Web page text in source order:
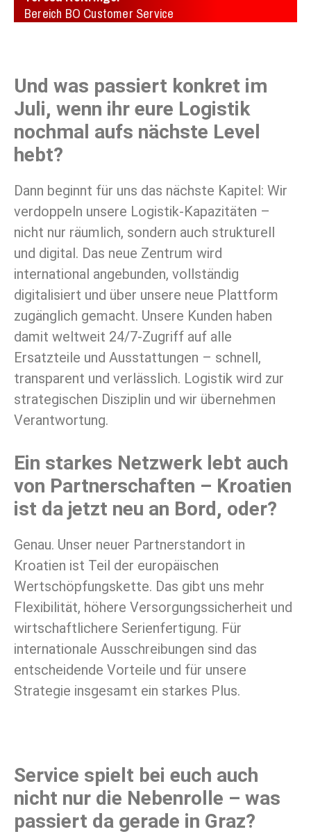
Bereich BO Customer Service
Und was passiert konkret im
Juli, wenn ihr eure Logistik
nochmal aufs nächste Level
hebt?
Dann beginnt für uns das nächste Kapitel: Wir
verdoppeln unsere Logistik-Kapazitäten –
nicht nur räumlich, sondern auch strukturell
und digital. Das neue Zentrum wird
international angebunden, vollständig
digitalisiert und über unsere neue Plattform
zugänglich gemacht. Unsere Kunden haben
damit weltweit 24/7-Zugriff auf alle
Ersatzteile und Ausstattungen – schnell,
transparent und verlässlich. Logistik wird zur
strategischen Disziplin und wir übernehmen
Verantwortung.
Ein starkes Netzwerk lebt auch
von Partnerschaften – Kroatien
ist da jetzt neu an Bord, oder?
Genau. Unser neuer Partnerstandort in
Kroatien ist Teil der europäischen
Wertschöpfungskette. Das gibt uns mehr
Flexibilität, höhere Versorgungssicherheit und
wirtschaftlichere Serienfertigung. Für
internationale Ausschreibungen sind das
entscheidende Vorteile und für unsere
Strategie insgesamt ein starkes Plus.
Service spielt bei euch auch
nicht nur die Nebenrolle – was
passiert da gerade in Graz?